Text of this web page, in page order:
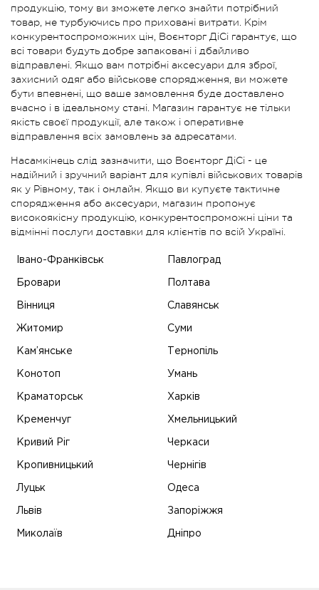
продукцію, тому ви зможете легко знайти потрібний
товар, не турбуючись про приховані витрати. Крім
конкурентоспроможних цін, Воєнторг ДіСі гарантує, що
всі товари будуть добре запаковані і дбайливо
відправлені. Якщо вам потрібні аксесуари для зброї,
захисний одяг або військове спорядження, ви можете
бути впевнені, що ваше замовлення буде доставлено
вчасно і в ідеальному стані. Магазин гарантує не тільки
якість своєї продукції, але також і оперативне
відправлення всіх замовлень за адресатами.
Насамкінець слід зазначити, що Воєнторг ДіСі - це
надійний і зручний варіант для купівлі військових товарів
як у Рівному, так і онлайн. Якщо ви купуєте тактичне
спорядження або аксесуари, магазин пропонує
високоякісну продукцію, конкурентоспроможні ціни та
відмінні послуги доставки для клієнтів по всій Україні.
Івано-Франківськ
Бровари
Вінниця
Житомир
Кам’янське
Конотоп
Краматорськ
Кременчуг
Кривий Ріг
Кропивницький
Луцьк
Львів
Миколаїв
Павлоград
Полтава
Славянськ
Суми
Тернопіль
Умань
Харків
Хмельницький
Черкаси
Чернігів
Одеса
Запоріжжя
Дніпро